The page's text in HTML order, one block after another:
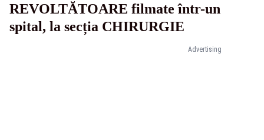
Advertising
REVOLTĂTOARE filmate într-un
spital, la secția CHIRURGIE